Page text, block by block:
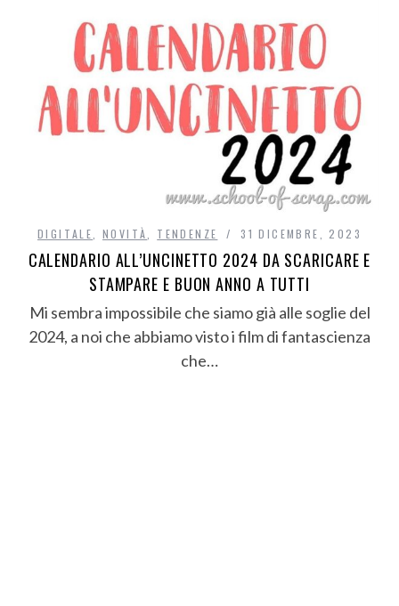
DIGITALE NOVITÀ TENDENZE 31 DICEMBRE, 2023
CALENDARIO ALL’UNCINETTO 2024 DA SCARICARE E
STAMPARE E BUON ANNO A TUTTI
Mi sembra impossibile che siamo già alle soglie del
2024, a noi che abbiamo visto i film di fantascienza
che…